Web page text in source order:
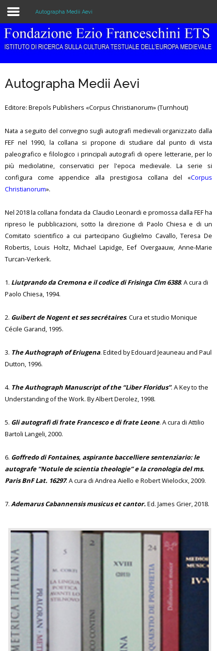
Home
Biblioteca e Archivio
Ricerca
Pubblicazioni
Formazione
Eventi
Autographa Medii Aevi
Autographa Medii Aevi
Editore: Brepols Publishers «Corpus Christianorum» (Turnhout)
Nata a seguito del convegno sugli autografi medievali organizzato dalla
FEF nel 1990, la collana si propone di studiare dal punto di vista
paleografico e filologico i principali autografi di opere letterarie, per lo
più mediolatine, conservatici per l'epoca medievale. La serie si
configura come appendice alla prestigiosa collana del «Corpus
Christianorum».
Nel 2018 la collana fondata da Claudio Leonardi e promossa dalla FEF ha
ripreso le pubblicazioni, sotto la direzione di Paolo Chiesa e di un
Comitato scientifico a cui partecipano Guglielmo Cavallo, Teresa De
Robertis, Louis Holtz, Michael Lapidge, Eef Overgaauw, Anne-Marie
Turcan-Verkerk.
1. Liutprando da Cremona e il codice di Frisinga Clm 6388. A cura di
Paolo Chiesa, 1994.
2. Guibert de Nogent et ses secrétaires. Cura et studio Monique
Cécile Garand, 1995.
3. The Authograph of Eriugena. Edited by Edouard Jeauneau and Paul
Dutton, 1996.
4. The Authograph Manuscript of the “Liber Floridus”. A Key to the
Understanding of the Work. By Albert Derolez, 1998.
5. Gli autografi di frate Francesco e di frate Leone. A cura di Attilio
Bartoli Langeli, 2000.
6. Goffredo di Fontaines, aspirante baccelliere sentenziario: le
autografe “Notule de scientia theologie” e la cronologia del ms.
Paris BnF Lat. 16297. A cura di Andrea Aiello e Robert Wielockx, 2009.
7. Ademarus Cabannensis musicus et cantor.Ed. James Grier, 2018.